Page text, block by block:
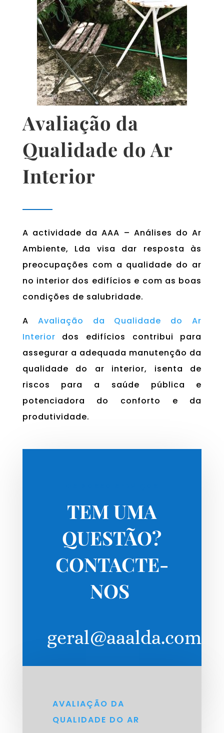
Avaliação da
Qualidade do Ar
Interior
A actividade da AAA – Análises do Ar
Ambiente, Lda visa dar resposta às
preocupações com a qualidade do ar
no interior dos edifícios e com as boas
condições de salubridade.
A Avaliação da Qualidade do Ar
Interior dos edifícios contribui para
assegurar a adequada manutenção da
qualidade do ar interior, isenta de
riscos para a saúde pública e
potenciadora do conforto e da
produtividade.
TEM UMA
QUESTÃO?
CONTACTE-
NOS
geral@aaalda.com
AVALIAÇÃO DA
QUALIDADE DO AR